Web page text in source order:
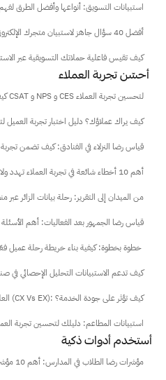
استبيانات التسويق: أنواعها وأفضل الطرق لفهم
أفضل 40 سؤال جاهز لاستبيان متجرك الإلكتروني
كيف تقيس فاعلية حملاتك التسويقية عبر
كيف تختار بين CSAT و NPS و CES لتحسين تجربة العملاء
كيف يراك عملاؤك؟ دليل اختبار تجربة العميل
قياس رضا النزلاء في الفنادق: كيف تضمن
أهم 10 أخطاء شائعة في تجربة العملاء تهدد ولاءهم
من الميدان إلى التقرير: رحلة بيانات الزائر عبر
قياس رضا الجمهور بعد الفعاليات: أهم
كيف تدعم الاستبيانات التحليل الإحصائي في
العلاقة بين تجربة المستفيد وتجربة الموظف (CX Vs EX): كيف تؤثر على جودة الخدمة؟
استبيانات المطاعم: دليلك لتحسين تجربة
أستخدم أدوات ذكية
مؤشرات رضا الطلاب في المدارس: أهم 10 مؤشرات يجب متابعتها